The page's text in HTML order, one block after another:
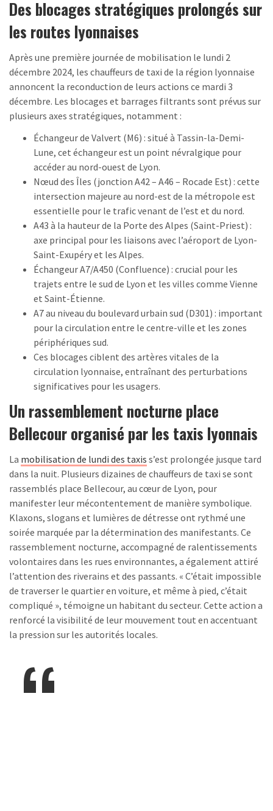
Des blocages stratégiques prolongés sur
les routes lyonnaises
Après une première journée de mobilisation le lundi 2
décembre 2024, les chauffeurs de taxi de la région lyonnaise
annoncent la reconduction de leurs actions ce mardi 3
décembre. Les blocages et barrages filtrants sont prévus sur
plusieurs axes stratégiques, notamment :
Échangeur de Valvert (M6) : situé à Tassin-la-Demi-
Lune, cet échangeur est un point névralgique pour
accéder au nord-ouest de Lyon.
Nœud des Îles (jonction A42 – A46 – Rocade Est) : cette
intersection majeure au nord-est de la métropole est
essentielle pour le trafic venant de l’est et du nord.
A43 à la hauteur de la Porte des Alpes (Saint-Priest) :
axe principal pour les liaisons avec l’aéroport de Lyon-
Saint-Exupéry et les Alpes.
Échangeur A7/A450 (Confluence) : crucial pour les
trajets entre le sud de Lyon et les villes comme Vienne
et Saint-Étienne.
A7 au niveau du boulevard urbain sud (D301) : important
pour la circulation entre le centre-ville et les zones
périphériques sud.
Ces blocages ciblent des artères vitales de la
circulation lyonnaise, entraînant des perturbations
significatives pour les usagers.
Un rassemblement nocturne place
Bellecour organisé par les taxis lyonnais
La mobilisation de lundi des taxis s’est prolongée jusque tard
dans la nuit. Plusieurs dizaines de chauffeurs de taxi se sont
rassemblés place Bellecour, au cœur de Lyon, pour
manifester leur mécontentement de manière symbolique.
Klaxons, slogans et lumières de détresse ont rythmé une
soirée marquée par la détermination des manifestants. Ce
rassemblement nocturne, accompagné de ralentissements
volontaires dans les rues environnantes, a également attiré
l’attention des riverains et des passants. « C’était impossible
de traverser le quartier en voiture, et même à pied, c’était
compliqué », témoigne un habitant du secteur. Cette action a
renforcé la visibilité de leur mouvement tout en accentuant
la pression sur les autorités locales.